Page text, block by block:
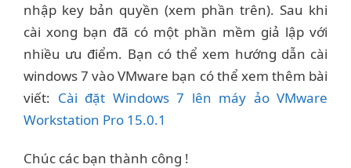
nhập key bản quyền (xem phần trên). Sau khi
cài xong bạn đã có một phần mềm giả lập với
nhiều ưu điểm. Bạn có thể xem hướng dẫn cài
windows 7 vào VMware bạn có thể xem thêm bài
viết: Cài đặt Windows 7 lên máy ảo VMware
Workstation Pro 15.0.1
Chúc các bạn thành công !